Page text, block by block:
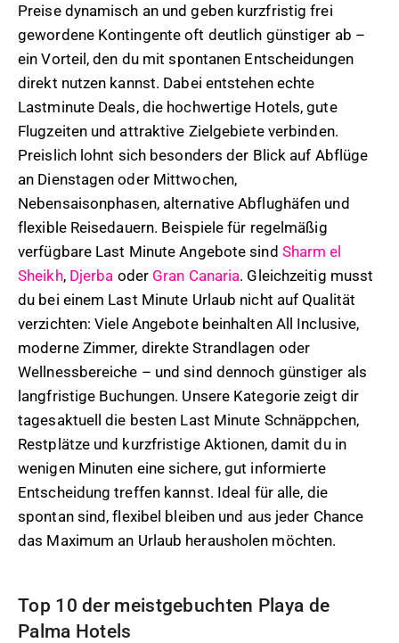
Preise dynamisch an und geben kurzfristig frei
gewordene Kontingente oft deutlich günstiger ab –
ein Vorteil, den du mit spontanen Entscheidungen
direkt nutzen kannst. Dabei entstehen echte
Lastminute Deals, die hochwertige Hotels, gute
Flugzeiten und attraktive Zielgebiete verbinden.
Preislich lohnt sich besonders der Blick auf Abflüge
an Dienstagen oder Mittwochen,
Nebensaisonphasen, alternative Abflughäfen und
flexible Reisedauern. Beispiele für regelmäßig
verfügbare Last Minute Angebote sind Sharm el
Sheikh, Djerba oder Gran Canaria. Gleichzeitig musst
du bei einem Last Minute Urlaub nicht auf Qualität
verzichten: Viele Angebote beinhalten All Inclusive,
moderne Zimmer, direkte Strandlagen oder
Wellnessbereiche – und sind dennoch günstiger als
langfristige Buchungen. Unsere Kategorie zeigt dir
tagesaktuell die besten Last Minute Schnäppchen,
Restplätze und kurzfristige Aktionen, damit du in
wenigen Minuten eine sichere, gut informierte
Entscheidung treffen kannst. Ideal für alle, die
spontan sind, flexibel bleiben und aus jeder Chance
das Maximum an Urlaub herausholen möchten.
Top 10 der meistgebuchten Playa de
Palma Hotels